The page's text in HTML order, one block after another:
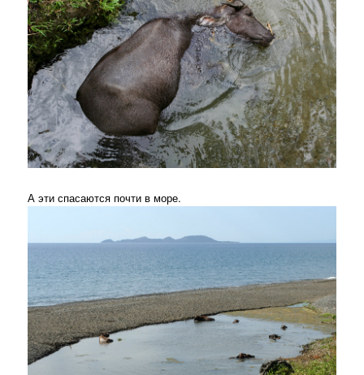
А эти спасаются почти в море.